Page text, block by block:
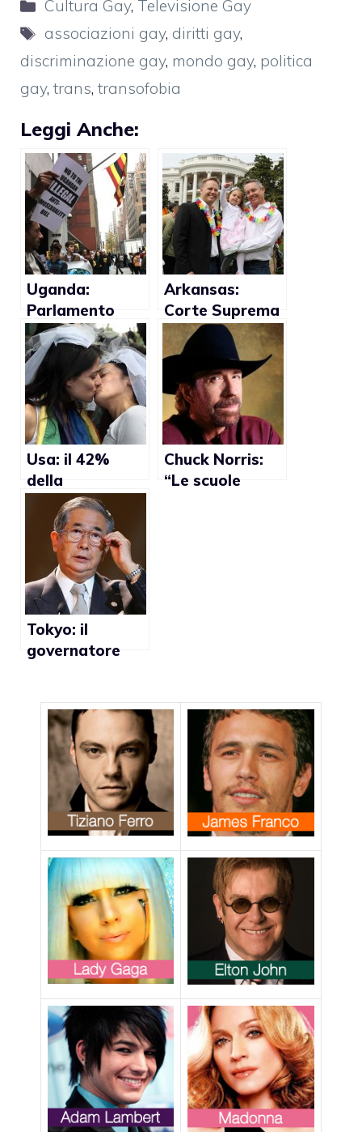
Cultura Gay, Televisione Gay
Tag
associazioni gay, diritti gay,
discriminazione gay, mondo gay, politica
gay, trans, transofobia
Leggi Anche:
Uganda:
Parlamento
rimanda voto
su legge anti-
gay
Arkansas:
Corte Suprema
prende in
esame caso
d’adozione gay
Usa: il 42%
della
popolazione
vive in Stati che
riconoscono le
unioni gay
Chuck Norris:
“Le scuole
Tokyo: il
governatore
promuove la
discriminazione
verso i gay?